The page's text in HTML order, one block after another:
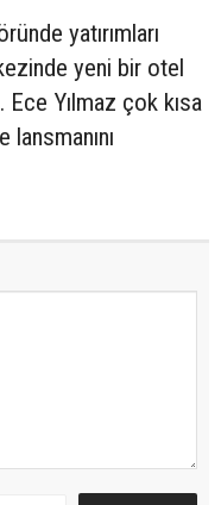
yatırımları
yeni bir otel
Yılmaz çok kısa